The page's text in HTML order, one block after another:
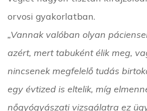
orvosi gyakorlatban.
„Vannak valóban olyan
azért, mert tabuként élik meg,
nincsenek megfelelő tudás
egy évtized is eltelik, míg
nőgyógyászati vizsgálatra ez